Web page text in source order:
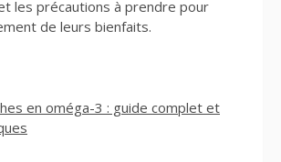
les précautions à prendre pour
de leurs bienfaits.